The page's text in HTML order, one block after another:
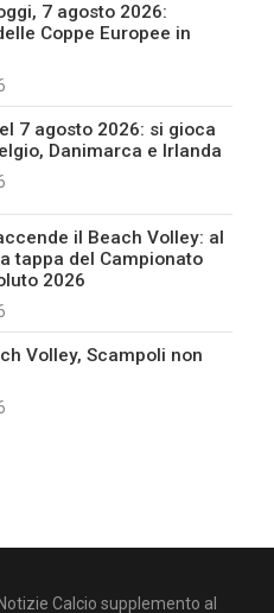
7 agosto 2026:
Coppe Europee in
7 agosto 2026: si gioca
Danimarca e Irlanda
il Beach Volley: al
tappa del Campionato
2026
Volley, Scampoli non
Calcio supplemento al